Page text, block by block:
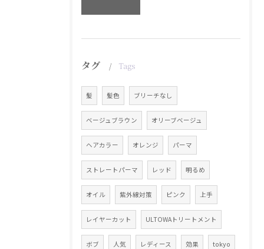
タグ Tags
髪 髪色 ブリーチなし
ベージュブラウン オリーブベージュ
ヘアカラー オレンジ パーマ
ストレートパーマ レッド 明るめ
オイル 紫外線対策 ピンク 上手
レイヤーカット ULTOWAトリートメント
ボブ 人気 レディース 効果 tokyo